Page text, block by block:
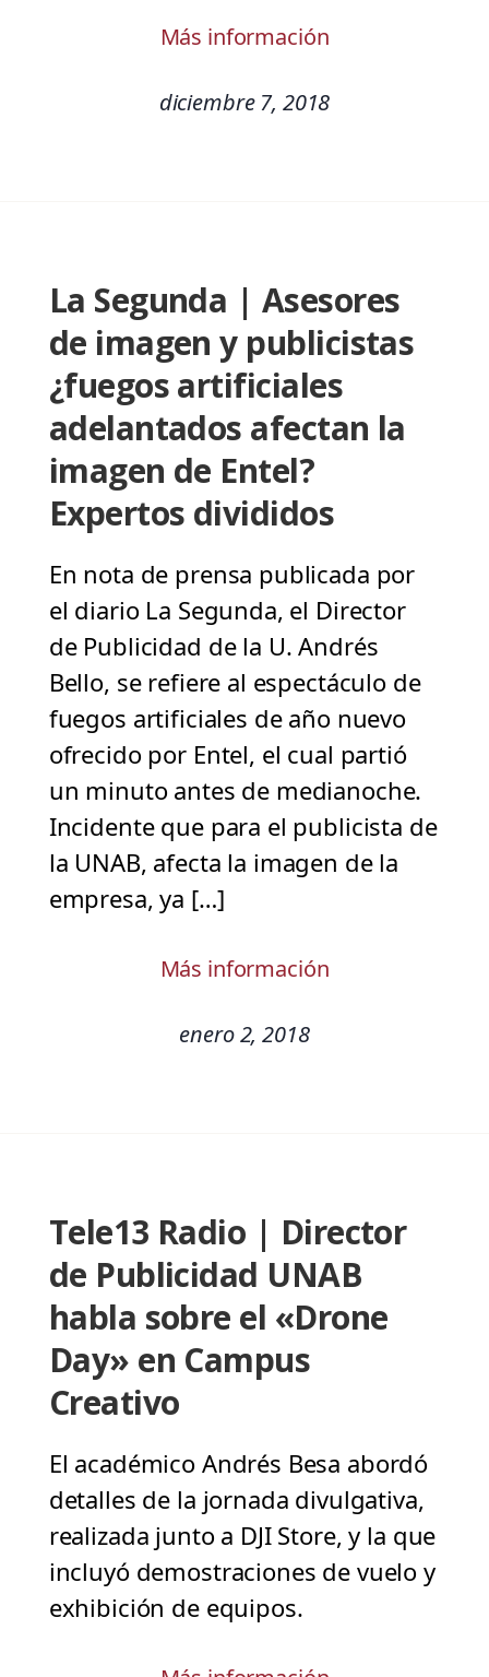
Más información
diciembre 7, 2018
La Segunda | Asesores
de imagen y publicistas
¿fuegos artificiales
adelantados afectan la
imagen de Entel?
Expertos divididos
En nota de prensa publicada por
el diario La Segunda, el Director
de Publicidad de la U. Andrés
Bello, se refiere al espectáculo de
fuegos artificiales de año nuevo
ofrecido por Entel, el cual partió
un minuto antes de medianoche.
Incidente que para el publicista de
la UNAB, afecta la imagen de la
empresa, ya […]
Más información
enero 2, 2018
Tele13 Radio | Director
de Publicidad UNAB
habla sobre el «Drone
Day» en Campus
Creativo
El académico Andrés Besa abordó
detalles de la jornada divulgativa,
realizada junto a DJI Store, y la que
incluyó demostraciones de vuelo y
exhibición de equipos.